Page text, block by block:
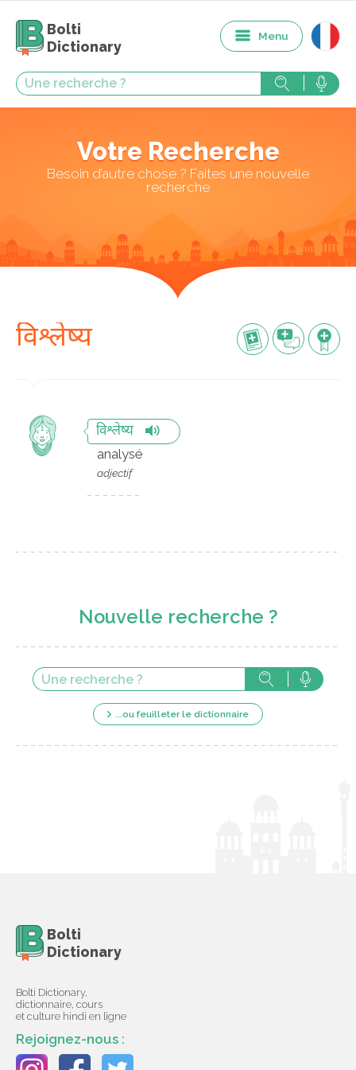
Bolti
Dictionary
Menu
Votre Recherche
Besoin d’autre chose ? Faites une nouvelle
recherche
विश्लेष्य
विश्लेष्य
analysé
adjectif
Nouvelle recherche ?
...ou feuilleter le dictionnaire
Bolti
Dictionary
Bolti Dictionary,
dictionnaire, cours
et culture hindi en ligne
Rejoignez-nous :